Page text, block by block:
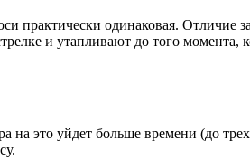
практически одинаковая. Отличие
и утапливают до того
это уйдет больше времени (до